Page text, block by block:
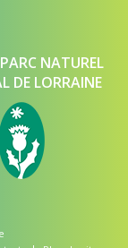
NATUREL
DE LORRAINE